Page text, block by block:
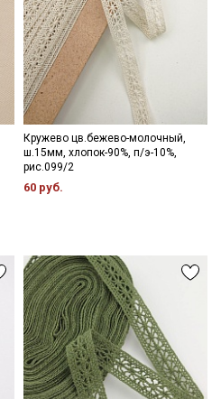
Кружево цв.бежево-молочный,
ш.15мм, хлопок-90%, п/э-10%,
рис.099/2
60 руб.